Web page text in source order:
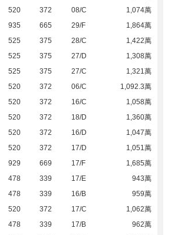
520 372 08/C
1,074萬
935 665 29/F
1,864萬
525 375 28/C
1,422萬
525 375 27/D
1,308萬
525 375 27/C
1,321萬
520 372 06/C
1,092.3萬
520 372 16/C
1,058萬
520 372 18/D
1,360萬
520 372 16/D
1,047萬
520 372 17/D
1,051萬
929 669 17/F
1,685萬
478 339 17/E
943萬
478 339 16/B
959萬
520 372 17/C
1,062萬
478 339 17/B
962萬